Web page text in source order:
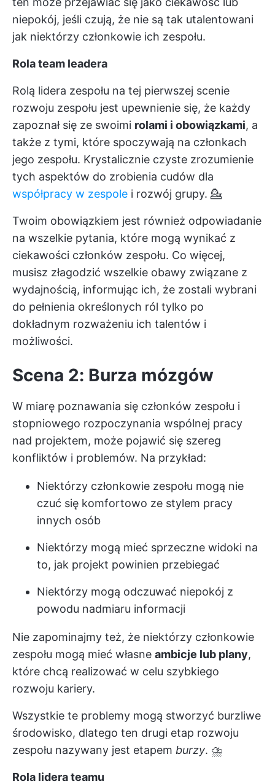
niepokój, jeśli czują, że nie są tak utalentowani
jak niektórzy członkowie ich zespołu.
Rola team leadera
Rolą lidera zespołu na tej pierwszej scenie
rozwoju zespołu jest upewnienie się, że każdy
zapoznał się ze swoimi rolami i obowiązkami, a
także z tymi, które spoczywają na członkach
jego zespołu. Krystalicznie czyste zrozumienie
tych aspektów do zrobienia cudów dla
współpracy w zespole i rozwój grupy. 💁
Twoim obowiązkiem jest również odpowiadanie
na wszelkie pytania, które mogą wynikać z
ciekawości członków zespołu. Co więcej,
musisz złagodzić wszelkie obawy związane z
wydajnością, informując ich, że zostali wybrani
do pełnienia określonych ról tylko po
dokładnym rozważeniu ich talentów i
możliwości.
Scena 2: Burza mózgów
W miarę poznawania się członków zespołu i
stopniowego rozpoczynania wspólnej pracy
nad projektem, może pojawić się szereg
konfliktów i problemów. Na przykład:
Niektórzy członkowie zespołu mogą nie
czuć się komfortowo ze stylem pracy
innych osób
Niektórzy mogą mieć sprzeczne widoki na
to, jak projekt powinien przebiegać
Niektórzy mogą odczuwać niepokój z
powodu nadmiaru informacji
Nie zapominajmy też, że niektórzy członkowie
zespołu mogą mieć własne ambicje lub plany,
które chcą realizować w celu szybkiego
rozwoju kariery.
Wszystkie te problemy mogą stworzyć burzliwe
środowisko, dlatego ten drugi etap rozwoju
zespołu nazywany jest etapem burzy. ⛈️
Rola lidera teamu